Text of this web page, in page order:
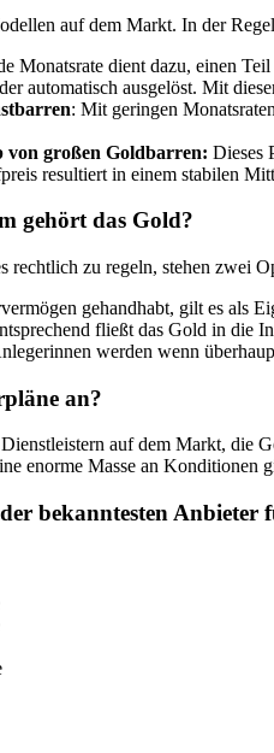
auf dem Markt. In der
Monatsrate dient dazu, einen
automatisch ausgelöst. Mit
: Mit geringen
großen Goldbarren: Dieses
resultiert in einem stabilen
gehört das Gold?
rechtlich zu regeln, stehen zwei
gehandhabt, gilt es als
fließt das Gold in die
werden wenn
an?
auf dem Markt, die
enorme Masse an
bekanntesten Anbieter